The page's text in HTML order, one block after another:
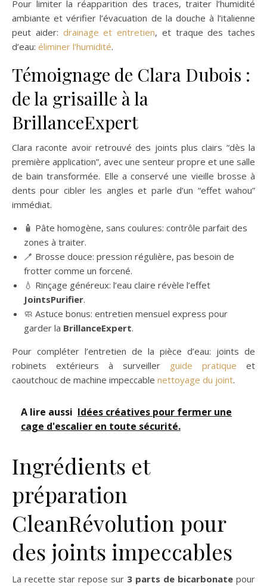
Pour limiter la réapparition des traces, traiter l’humidité
ambiante et vérifier l’évacuation de la douche à l’italienne
peut aider: drainage et entretien, et traque des taches
d’eau: éliminer l’humidité.
Témoignage de Clara Dubois :
de la grisaille à la
BrillanceExpert
Clara raconte avoir retrouvé des joints plus clairs “dès la
première application”, avec une senteur propre et une salle
de bain transformée. Elle a conservé une vieille brosse à
dents pour cibler les angles et parle d’un “effet wahou”
immédiat.
🧴 Pâte homogène, sans coulures: contrôle parfait des
zones à traiter.
🪥 Brosse douce: pression régulière, pas besoin de
frotter comme un forcené.
💧 Rinçage généreux: l’eau claire révèle l’effet
JointsPurifier.
🧼 Astuce bonus: entretien mensuel express pour
garder la BrillanceExpert.
Pour compléter l’entretien de la pièce d’eau: joints de
robinets extérieurs à surveiller guide pratique et
caoutchouc de machine impeccable nettoyage du joint.
A lire aussi Idées créatives pour fermer une
cage d'escalier en toute sécurité.
Ingrédients et
préparation
CleanRévolution pour
des joints impeccables
La recette star repose sur 3 parts de bicarbonate pour